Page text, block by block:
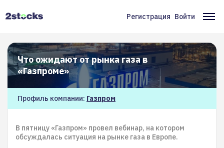
Меню
учётной
записи
пользователя
Регистрация Войти
Что ожидают от рынка газа в
«Газпроме»
Профиль компании: Газпром
В пятницу «Газпром» провел вебинар, на котором
обсуждалась ситуация на рынке газа в Европе.